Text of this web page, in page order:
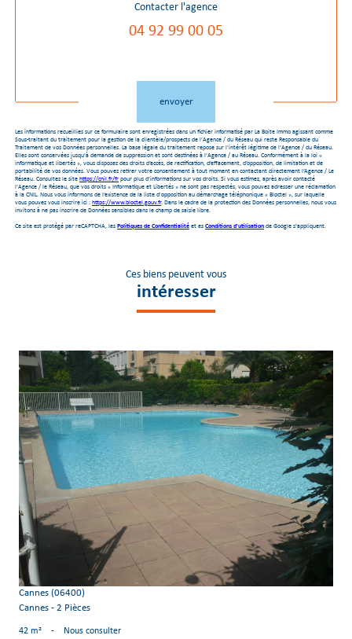
Contacter l'agence
04 92 99 00 05
envoyer
Les informations recueillies sur ce formulaire sont enregistrées dans un fichier informatisé par La Boite Immo agissant comme
Sous-traitant du traitement pour la gestion de la clientèle/prospects de l'Agence / du Réseau qui reste Responsable du
Traitement de vos Données personnelles. La base légale du traitement repose sur l'intérêt légitime de l'Agence / du Réseau.
Elles sont conservées jusqu'à demande de suppression et sont destinées à l'Agence / au Réseau. Conformément à la loi «
informatique et libertés », vous disposez des droits d’accès, de rectification, d’effacement, d’opposition, de limitation et de
portabilité de vos données. Vous pouvez retirer votre consentement à tout moment en contactant directement l’Agence / Le
Réseau. Consultez le site https://cnil.fr/fr pour plus d’informations sur vos droits. Si vous estimez, après avoir contacté
l'Agence / le Réseau, que vos droits « Informatique et Libertés » ne sont pas respectés, vous pouvez adresser une réclamation
à la CNIL. Nous vous informons de l’existence de la liste d'opposition au démarchage téléphonique « Bloctel », sur laquelle
vous pouvez vous inscrire ici : https://www.bloctel.gouv.fr. Dans le cadre de la protection des Données personnelles, nous vous
invitons à ne pas inscrire de Données sensibles dans le champ de saisie libre.
Ce site est protégé par reCAPTCHA, les Politiques de Confidentialité et es Conditions d'utilisation de Google s'appliquent.
Ces biens peuvent vous
intéresser
voir le bien
Cannes (06400)
Cannes - 2 Pièces
42 m² - Nous consulter